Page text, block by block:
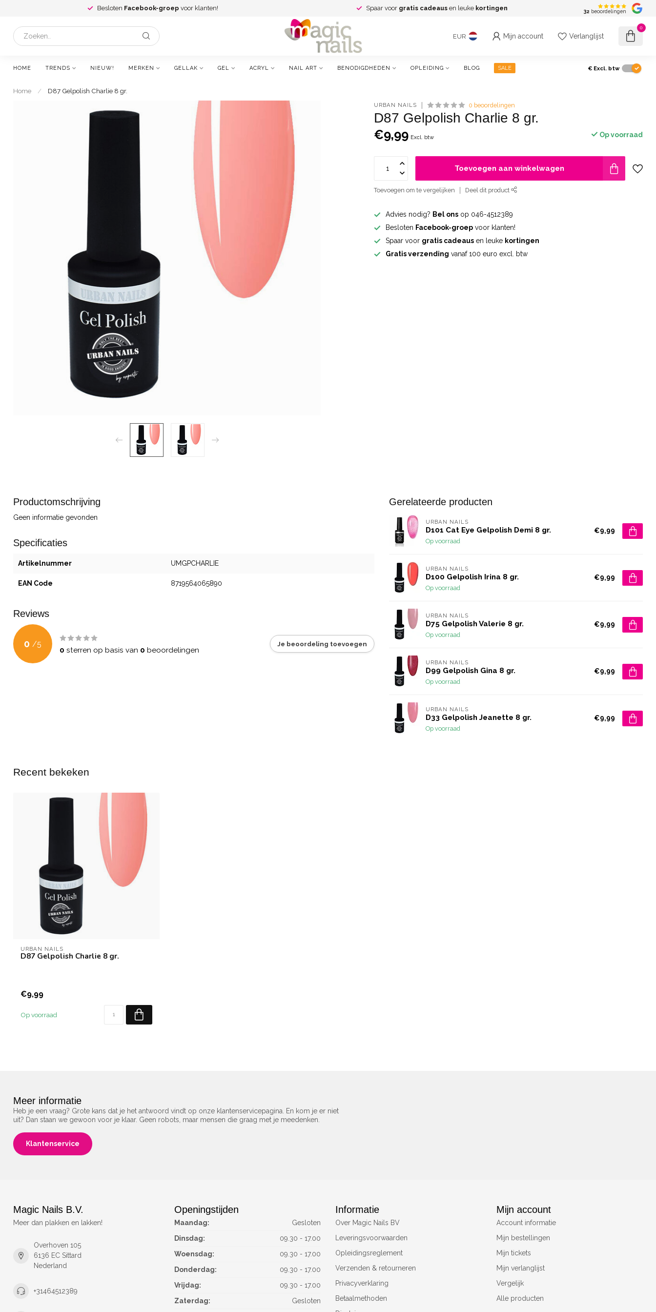
Besloten Facebook-groep voor klanten! Spaar voor gratis cadeaus en leuke kortingen 32 beoordelingen
EUR Mijn account Verlanglijst
0
HOME TRENDS NIEUW! MERKEN GELLAK GEL ACRYL NAIL ART BENODIGDHEDEN OPLEIDING BLOG SALE € Excl. btw
Home / D87 Gelpolish Charlie 8 gr.
URBAN NAILS 0 beoordelingen
D87 Gelpolish Charlie 8 gr.
€9,99 Excl. btw Op voorraad
Toevoegen aan winkelwagen
Toevoegen om te vergelijken Deel dit product
Advies nodig? Bel ons op 046-4512389
Besloten Facebook-groep voor klanten!
Spaar voor gratis cadeaus en leuke kortingen
Gratis verzending vanaf 100 euro excl. btw
Productomschrijving
Geen informatie gevonden
Specificaties
Artikelnummer UMGPCHARLIE
EAN Code 8719564065890
Reviews
0 /5
0 sterren op basis van 0 beoordelingen
Je beoordeling toevoegen
Gerelateerde producten
URBAN NAILS
D101 Cat Eye Gelpolish Demi 8 gr.
Op voorraad
€9,99
URBAN NAILS
D100 Gelpolish Irina 8 gr.
Op voorraad
€9,99
URBAN NAILS
D75 Gelpolish Valerie 8 gr.
Op voorraad
€9,99
URBAN NAILS
D99 Gelpolish Gina 8 gr.
Op voorraad
€9,99
URBAN NAILS
D33 Gelpolish Jeanette 8 gr.
Op voorraad
€9,99
Recent bekeken
URBAN NAILS
D87 Gelpolish Charlie 8 gr.
€9,99
Op voorraad
Meer informatie
Heb je een vraag? Grote kans dat je het antwoord vindt op onze klantenservicepagina. En kom je er niet
uit? Dan staan we gewoon voor je klaar. Geen robots, maar mensen die graag met je meedenken.
Klantenservice
Magic Nails B.V.
Meer dan plakken en lakken!
Overhoven 105
6136 EC Sittard
Nederland
+31464512389
Openingstijden
Maandag:
Gesloten
Dinsdag:
09.30 - 17.00
Woensdag:
09.30 - 17.00
Donderdag:
09.30 - 17.00
Vrijdag:
09.30 - 17.00
Zaterdag:
Gesloten
Informatie
Over Magic Nails BV
Leveringsvoorwaarden
Opleidingsreglement
Verzenden & retourneren
Privacyverklaring
Betaalmethoden
Mijn account
Account informatie
Mijn bestellingen
Mijn tickets
Mijn verlanglijst
Vergelijk
Alle producten